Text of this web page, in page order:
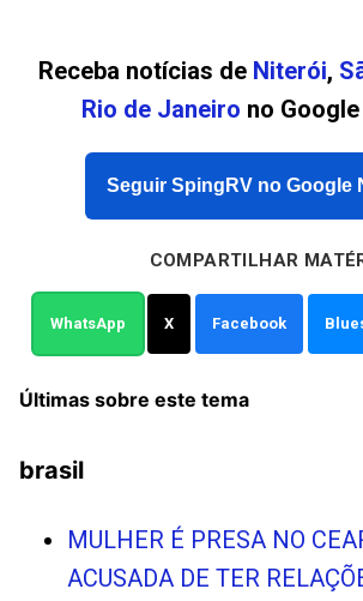
Receba notícias de Niterói,
Rio de Janeiro no
Seguir SpingRV no Google
COMPARTILHAR
WhatsApp X Facebook
Últimas sobre este tema
brasil
MULHER É PRESA NO
ACUSADA DE TER